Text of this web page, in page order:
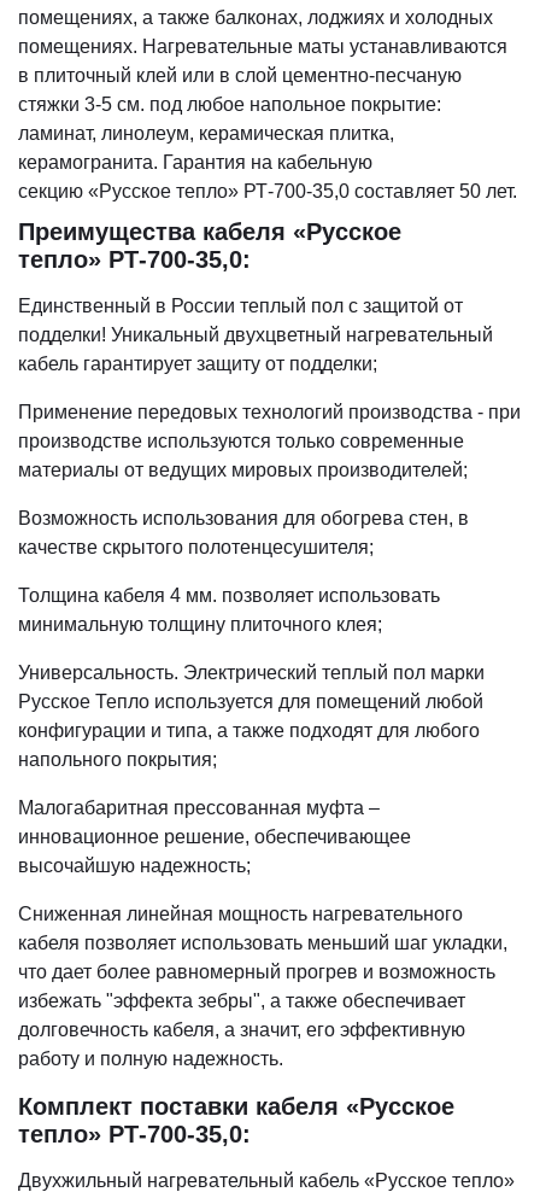
помещениях, а также балконах, лоджиях и холодных
помещениях. Нагревательные маты устанавливаются
в плиточный клей или в слой цементно-песчаную
стяжки 3-5 см. под любое напольное покрытие:
ламинат, линолеум, керамическая плитка,
керамогранита. Гарантия на кабельную
секцию «Русское тепло» РТ-700-35,0 составляет 50 лет.
Преимущества кабеля «Русское
тепло» РТ-700-35,0:
Единственный в России теплый пол с защитой от
подделки! Уникальный двухцветный нагревательный
кабель гарантирует защиту от подделки;
Применение передовых технологий производства - при
производстве используются только современные
материалы от ведущих мировых производителей;
Возможность использования для обогрева стен, в
качестве скрытого полотенцесушителя;
Толщина кабеля 4 мм. позволяет использовать
минимальную толщину плиточного клея;
Универсальность. Электрический теплый пол марки
Русское Тепло используется для помещений любой
конфигурации и типа, а также подходят для любого
напольного покрытия;
Малогабаритная прессованная муфта –
инновационное решение, обеспечивающее
высочайшую надежность;
Сниженная линейная мощность нагревательного
кабеля позволяет использовать меньший шаг укладки,
что дает более равномерный прогрев и возможность
избежать "эффекта зебры", а также обеспечивает
долговечность кабеля, а значит, его эффективную
работу и полную надежность.
Комплект поставки кабеля «Русское
тепло» РТ-700-35,0:
Двухжильный нагревательный кабель «Русское тепло»